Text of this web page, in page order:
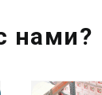
нами?